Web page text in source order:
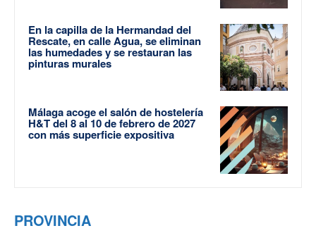
En la capilla de la Hermandad del
Rescate, en calle Agua, se eliminan
las humedades y se restauran las
pinturas murales
Málaga acoge el salón de hostelería
H&T del 8 al 10 de febrero de 2027
con más superficie expositiva
PROVINCIA